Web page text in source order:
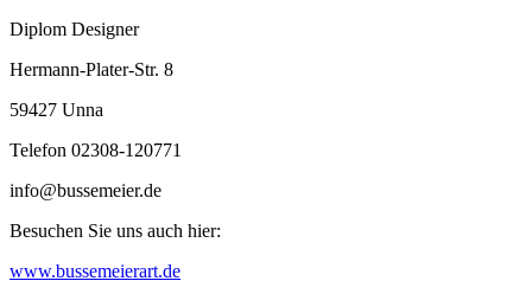
Diplom Designer
Hermann-Plater-Str. 8
59427 Unna
Telefon 02308-120771
info@bussemeier.de
Besuchen Sie uns auch hier:
www.bussemeierart.de